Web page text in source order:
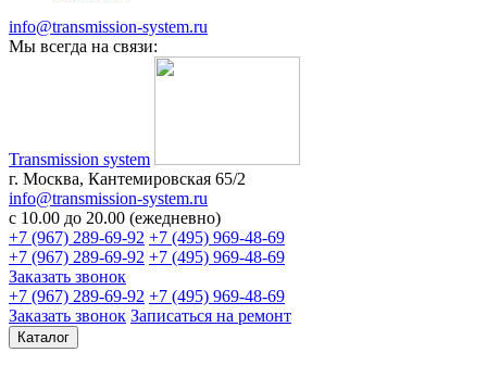
info@transmission-system.ru
Мы всегда на связи:
Transmission system
г. Москва, Кантемировская 65/2
info@transmission-system.ru
с 10.00 до 20.00 (ежедневно)
+7 (967) 289-69-92 +7 (495) 969-48-69
+7 (967) 289-69-92 +7 (495) 969-48-69
Заказать звонок
+7 (967) 289-69-92 +7 (495) 969-48-69
Заказать звонок Записаться на ремонт
Каталог